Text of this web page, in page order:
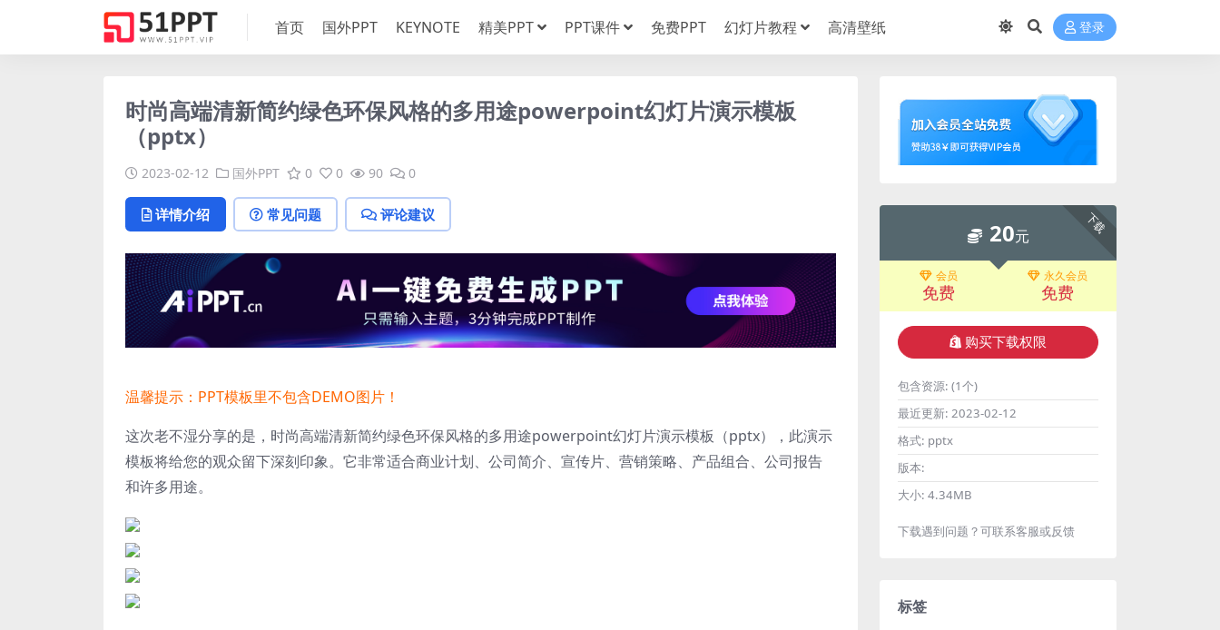
首页 国外PPT KEYNOTE 精美PPT PPT课件 免费PPT 幻灯片教程 高清壁纸 登录
时尚高端清新简约绿色环保风格的多用途powerpoint幻灯片演示模板
（pptx）
2023-02-12 国外PPT 0 0 90 0
详情介绍 常见问题 评论建议
温馨提示：PPT模板里不包含DEMO图片！
这次老不湿分享的是，时尚高端清新简约绿色环保风格的多用途powerpoint幻灯片演示模板（pptx）， 此演示
模板将给您的观众留下深刻印象。 它非常适合商业计划、公司简介、宣传片、营销策略、产品组合、公司报告
和许多用途。
下载
20元
会员
免费
永久会员
免费
购买下载权限
包含资源: (1个)
最近更新: 2023-02-12
格式: pptx
版本:
大小: 4.34MB
下载遇到问题？可联系客服或反馈
标签